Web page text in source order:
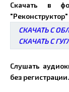
Скачать в
"Реконструктор"
СКАЧАТЬ С
СКАЧАТЬ С
Слушать
без регистрации.